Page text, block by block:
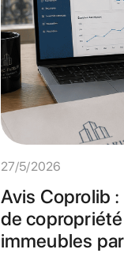
27/5/2026
Avis Coprolib
de
immeubles